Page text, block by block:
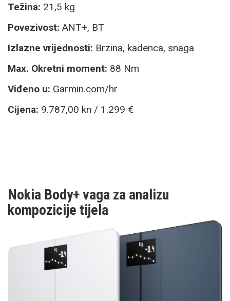
Težina: 21,5 kg
Povezivost: ANT+, BT
Izlazne vrijednosti: Brzina, kadenca, snaga
Max. Okretni moment: 88 Nm
Viđeno u: Garmin.com/hr
Cijena: 9.787,00 kn / 1.299 €
Nokia Body+ vaga za analizu
kompozicije tijela